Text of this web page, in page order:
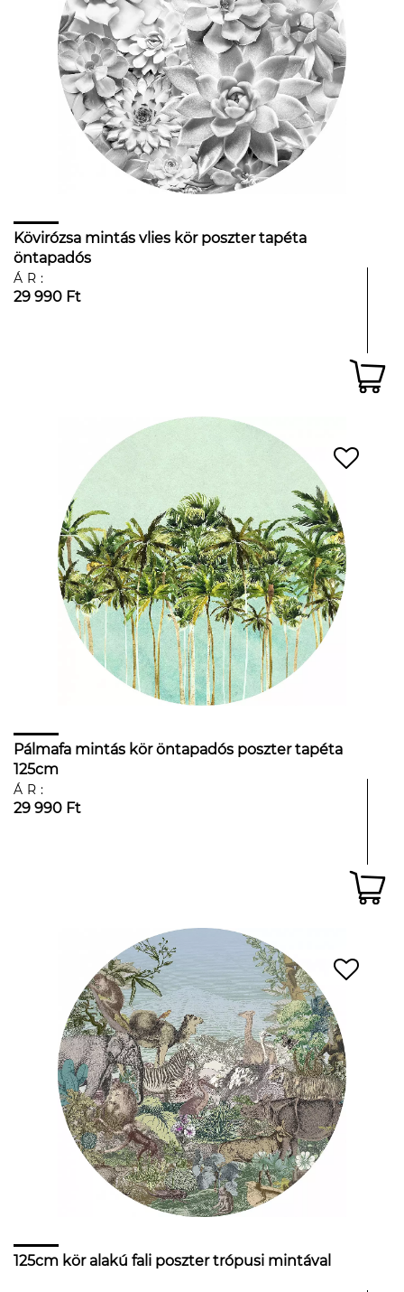
Kövirózsa mintás vlies kör poszter tapéta
öntapadós
ÁR:
29 990 Ft
Pálmafa mintás kör öntapadós poszter tapéta
125cm
ÁR:
29 990 Ft
125cm kör alakú fali poszter trópusi mintával